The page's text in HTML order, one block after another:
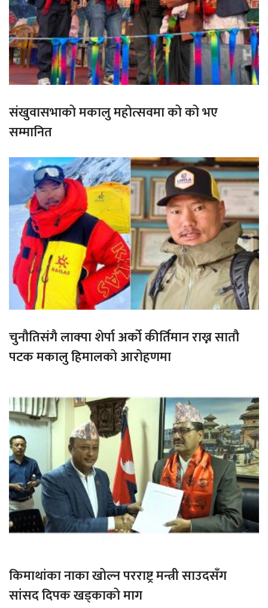
संखुवासभाको मकालु महोत्सवमा को को भए
सम्मानित
चुनौतिसंगै लाक्पा शेर्पा अर्को कीर्तिमान राख्न सातौ
पटक मकालु हिमालको आरोहणमा
किमाथांका नाका खोल्न परराष्ट्र मन्त्री साउदसँग
सांसद दिपक खड्काको माग